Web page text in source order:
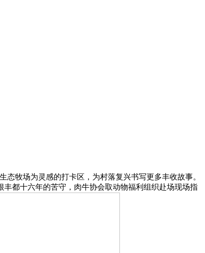
态牧场为灵感的打卡区，为村落复兴书写更多丰收故事。
都十六年的苦守，肉牛协会取动物福利组织赴场现场指